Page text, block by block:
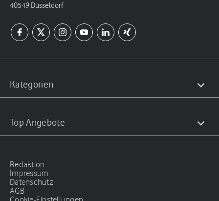
40549 Düsseldorf
Kategorien
Top Angebote
Redaktion
Impressum
Datenschutz
AGB